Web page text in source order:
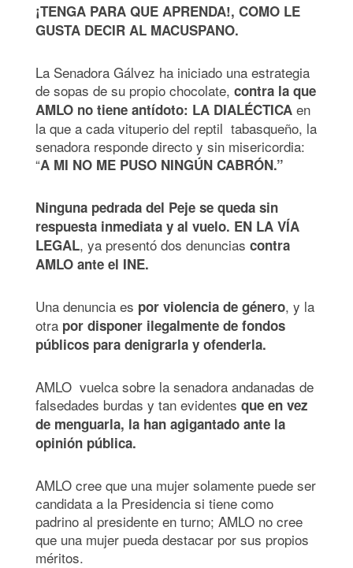
¡TENGA PARA QUE APRENDA!, COMO LE
GUSTA DECIR AL MACUSPANO.
La Senadora Gálvez ha iniciado una estrategia
de sopas de su propio chocolate, contra la que
AMLO no tiene antídoto: LA DIALÉCTICA en
la que a cada vituperio del reptil tabasqueño, la
senadora responde directo y sin misericordia:
“A MI NO ME PUSO NINGÚN CABRÓN.”
Ninguna pedrada del Peje se queda sin
respuesta inmediata y al vuelo. EN LA VÍA
LEGAL, ya presentó dos denuncias contra
AMLO ante el INE.
Una denuncia es por violencia de género, y la
otra por disponer ilegalmente de fondos
públicos para denigrarla y ofenderla.
AMLO vuelca sobre la senadora andanadas de
falsedades burdas y tan evidentes que en vez
de menguarla, la han agigantado ante la
opinión pública.
AMLO cree que una mujer solamente puede ser
candidata a la Presidencia si tiene como
padrino al presidente en turno; AMLO no cree
que una mujer pueda destacar por sus propios
méritos.